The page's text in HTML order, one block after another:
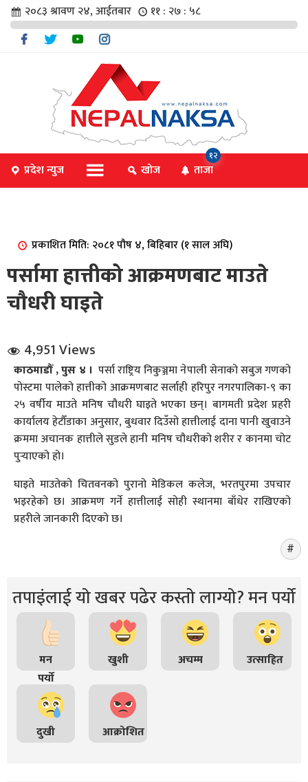
संवाद
२०८३ श्रावण २४, आईतबार ११ : २७ : ५८
प्रदेश न्युज खोज ताजा
१२
प्रकाशित मिति: २०८१ पौष ४, बिहिबार (१ साल अघि)
पर्सामा हात्तीको आक्रमणबाट माउते
चौधरी घाइते
4,951 Views
काठमाडौँ , पुस ४ । पर्सा राष्ट्रिय निकुञ्जमा नेपाली सेनाको सबुज गणको
पोस्टमा पालेको हात्तीको आक्रमणबाट सर्लाही हरिपुर नगरपालिका-९ का
२५ वर्षीय माउते मनिष चौधरी घाइते भएका छन्। बागमती प्रदेश प्रहरी
कार्यालय हेटौँडाका अनुसार, बुधवार दिउँसो हात्तीलाई दाना पानी खुवाउने
क्रममा अचानक हात्तीले सुडले हानी मनिष चौधरीको शरीर र कानमा चोट
पुर्‍याएको हो।
घाइते माउतेको चितवनको पुरानो मेडिकल कलेज, भरतपुरमा उपचार
भइरहेको छ। आक्रमण गर्ने हात्तीलाई सोही स्थानमा बाँधेर राखिएको
प्रहरीले जानकारी दिएको छ।
तपाइंलाई यो खबर पढेर कस्तो लाग्यो? मन पर्यो
मन
पर्यो
खुशी अचम्म उत्साहित
दुखी आक्रोशित